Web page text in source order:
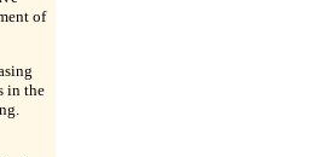
of
in the